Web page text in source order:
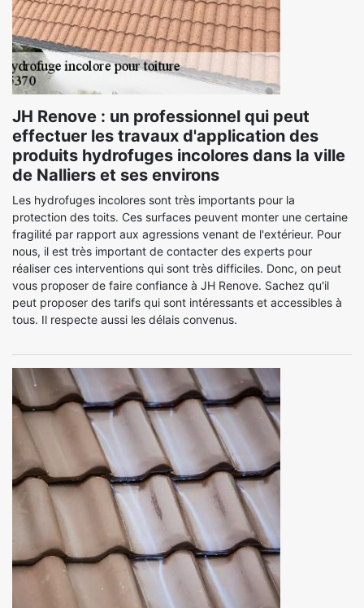
JH Renove : un professionnel qui peut
effectuer les travaux d'application des
produits hydrofuges incolores dans la ville
de Nalliers et ses environs
Les hydrofuges incolores sont très importants pour la
protection des toits. Ces surfaces peuvent monter une certaine
fragilité par rapport aux agressions venant de l'extérieur. Pour
nous, il est très important de contacter des experts pour
réaliser ces interventions qui sont très difficiles. Donc, on peut
vous proposer de faire confiance à JH Renove. Sachez qu'il
peut proposer des tarifs qui sont intéressants et accessibles à
tous. Il respecte aussi les délais convenus.